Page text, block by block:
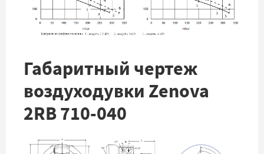
Габаритный чертеж
воздуходувки Zenova
2RB 710-040